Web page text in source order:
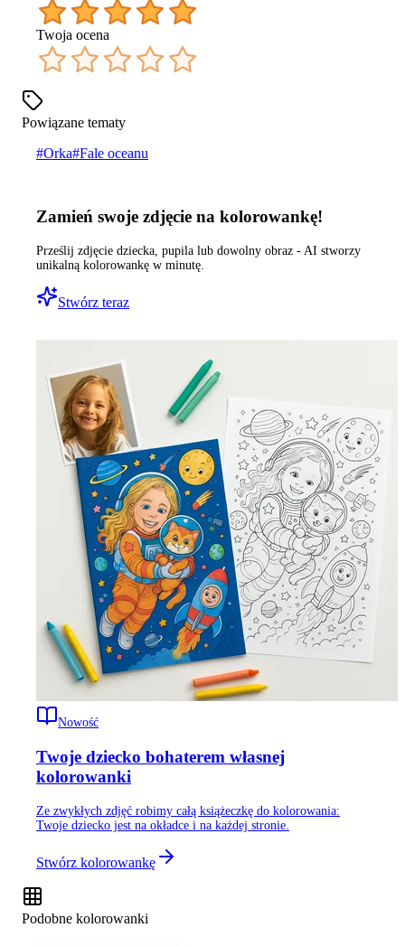
Twoja ocena
Powiązane tematy
#Orka#Fale oceanu
Zamień swoje zdjęcie na kolorowankę!
Prześlij zdjęcie dziecka, pupila lub dowolny obraz - AI stworzy
unikalną kolorowankę w minutę.
Stwórz teraz
Nowość
Twoje dziecko bohaterem własnej
kolorowanki
Ze zwykłych zdjęć robimy całą książeczkę do kolorowania:
Twoje dziecko jest na okładce i na każdej stronie.
Stwórz kolorowankę
Podobne kolorowanki